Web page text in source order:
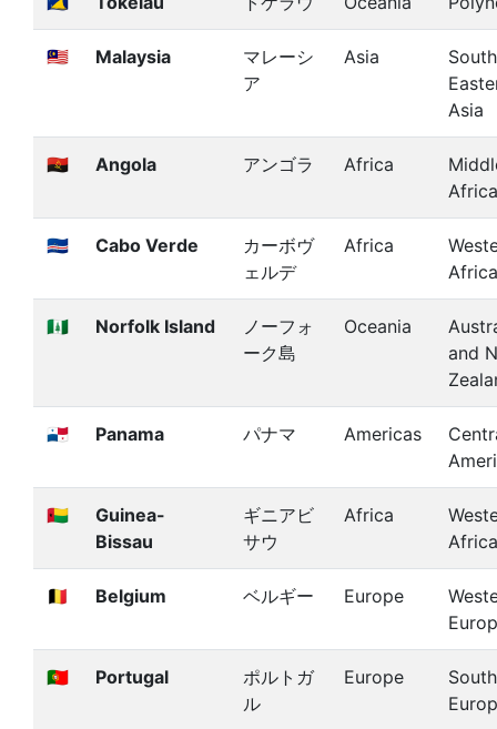
🇲🇾 Malaysia
マレーシ
ア
Asia
Asia
🇦🇴 Angola アンゴラ Africa
Africa
🇨🇻 Cabo Verde
カーボヴ
ェルデ
Africa
Africa
🇳🇫 Norfolk Island
ノーフォ
ーク島
Oceania
and
🇵🇦 Panama パナマ Americas
🇬🇼
Guinea-
Bissau
ギニアビ
サウ
Africa
Africa
🇧🇪 Belgium ベルギー Europe
🇵🇹 Portugal
ポルトガ
ル
Europe